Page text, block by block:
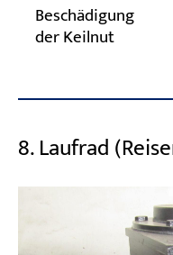
Beschädigung
der Keilnut
8. Laufrad